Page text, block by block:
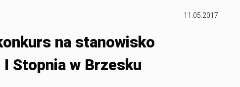
11.05.2017
na stanowisko
Stopnia w Brzesku